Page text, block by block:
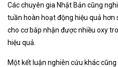
Các chuyên gia Nhật Bản cũng
tuần hoàn hoạt động hiệu quả hơn
cho cơ bắp nhận được nhiều oxy
hiệu quả.
Một kết luận nghiên cứu khác